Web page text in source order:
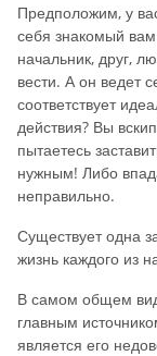
Предположим, у
себя знакомый
начальник, друг,
вести. А он ведет
соответствует
действия? Вы
пытаетесь
нужным! Либо
неправильно.
Существует одна
жизнь каждого из
В самом общем
главным
является его